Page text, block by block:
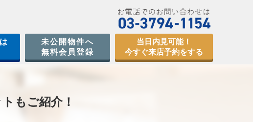
未公開物件へ
無料会員登録
当日内見可能！
今すぐ来店予約をする
もご紹介！